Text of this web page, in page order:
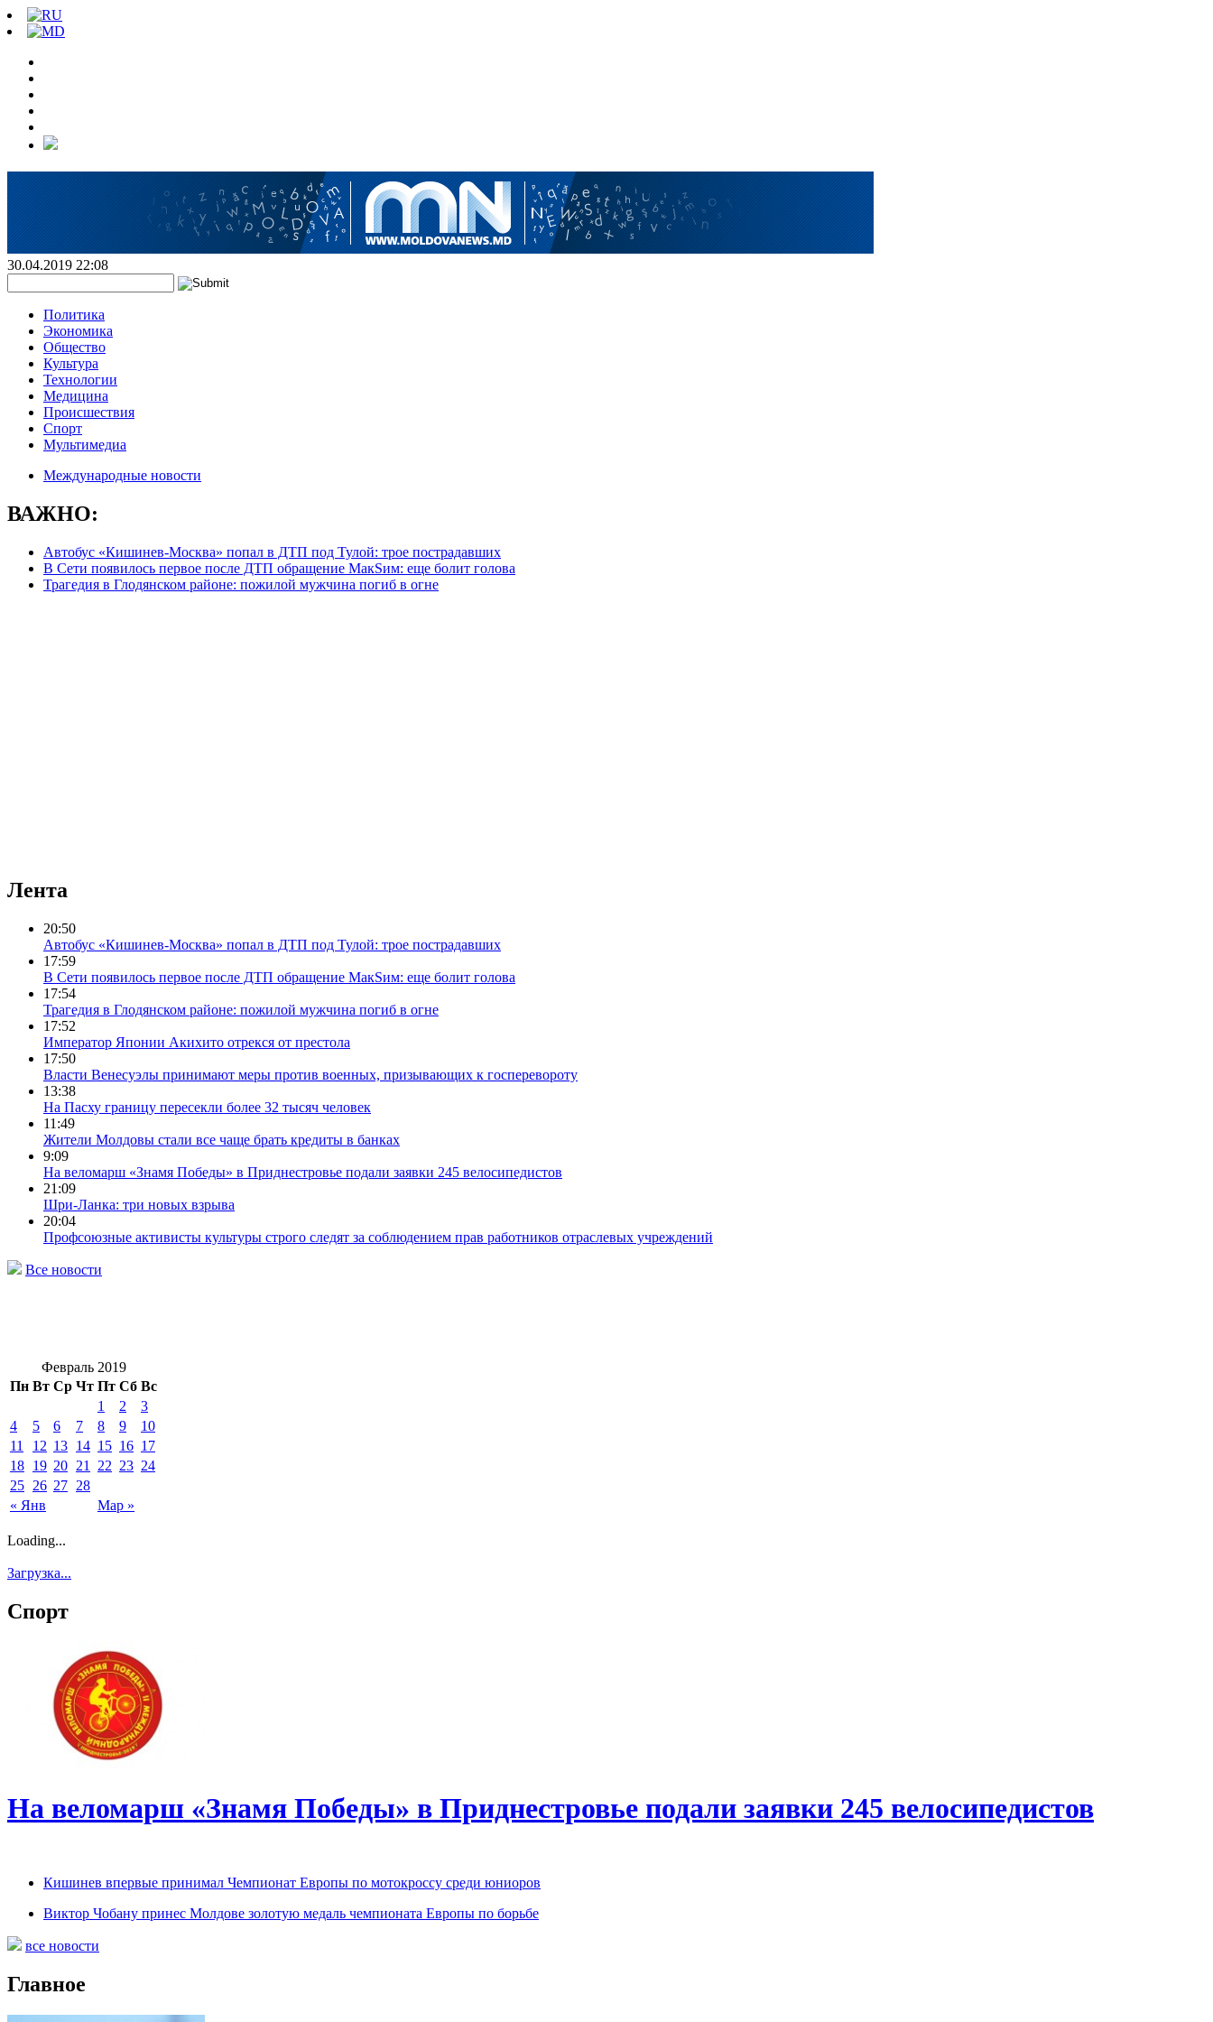
30.04.2019 22:08
Политика
Экономика
Общество
Культура
Технологии
Медицина
Происшествия
Спорт
Мультимедиа
Международные новости
ВАЖНО:
Автобус «Кишинев-Москва» попал в ДТП под Тулой: трое пострадавших
В Сети появилось первое после ДТП обращение МакSим: еще болит голова
Трагедия в Глодянском районе: пожилой мужчина погиб в огне
Лента
20:50
Автобус «Кишинев-Москва» попал в ДТП под Тулой: трое пострадавших
17:59
В Сети появилось первое после ДТП обращение МакSим: еще болит голова
17:54
Трагедия в Глодянском районе: пожилой мужчина погиб в огне
17:52
Император Японии Акихито отрекся от престола
17:50
Власти Венесуэлы принимают меры против военных, призывающих к госперевороту
13:38
На Пасху границу пересекли более 32 тысяч человек
11:49
Жители Молдовы стали все чаще брать кредиты в банках
9:09
На веломарш «Знамя Победы» в Приднестровье подали заявки 245 велосипедистов
21:09
Шри-Ланка: три новых взрыва
20:04
Профсоюзные активисты культуры строго следят за соблюдением прав работников отраслевых учреждений
Все новости
Февраль 2019
Пн Вт Ср Чт Пт Сб Вс
« Янв Мар »
1 2
3
4
5 6 7 8 9
10
11
12 13 14 15 16 17
18 19 20 21 22 23 24
25 26 27 28
Loading...
Загрузка...
Спорт
На веломарш «Знамя Победы» в Приднестровье подали заявки 245 велосипедистов
Кишинев впервые принимал Чемпионат Европы по мотокроссу среди юниоров
Виктор Чобану принес Молдове золотую медаль чемпионата Европы по борьбе
все новости
Главное